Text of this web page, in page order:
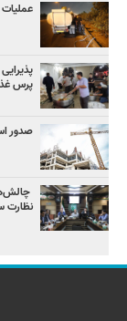
عملیات
پرس
صدور اسناد
نظارت